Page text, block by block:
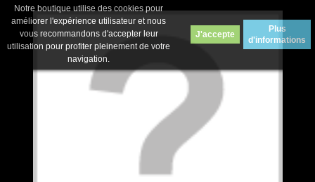
Notre boutique utilise des cookies pour
améliorer l'expérience utilisateur et nous
vous recommandons d'accepter leur
utilisation pour profiter pleinement de votre
navigation.
J'accepte
Plus
d'informations